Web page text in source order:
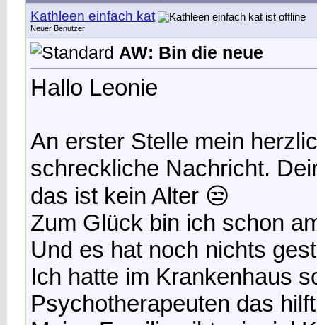
Kathleen einfach kat
Neuer Benutzer
AW: Bin die neue
Hallo Leonie
An erster Stelle mein
schreckliche Nachricht.
das ist kein Alter 😒
Zum Glück bin ich schon
Und es hat noch nichts
Ich hatte im Krankenhaus
Psychotherapeuten das